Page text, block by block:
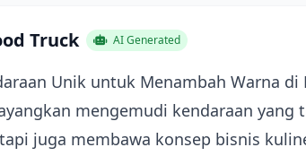
Truck AI Generated
Unik untuk Menambah Warna di
mengemudi kendaraan yang
juga membawa konsep bisnis